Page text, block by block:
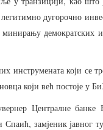
легитимно дугорочно
минирању демократских
инструмената који се
новца који већ постоје у
Централне банке
Спаић, замјеник јавног